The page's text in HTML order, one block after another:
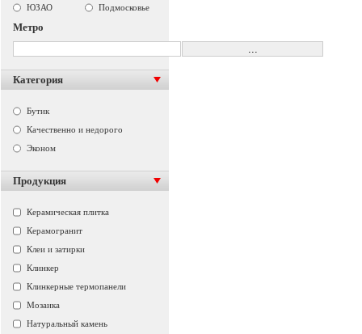
ЮЗАО
Подмосковье
Метро
Категория
Бутик
Качественно и недорого
Эконом
Продукция
Керамическая плитка
Керамогранит
Клеи и затирки
Клинкер
Клинкерные термопанели
Мозаика
Натуральный камень